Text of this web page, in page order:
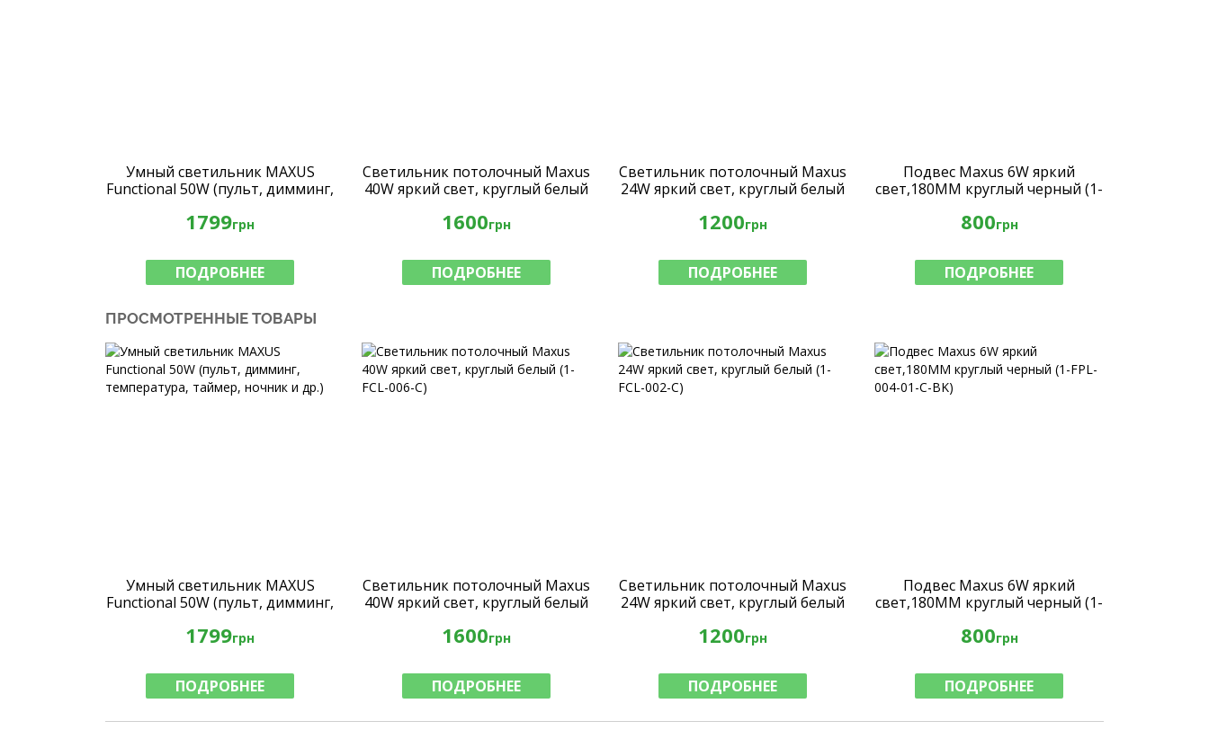
Умный светильник MAXUS
Functional 50W (пульт, димминг,
др.)
1799грн
ПОДРОБНЕЕ
Светильник потолочный Maxus
40W яркий свет, круглый белый
1600грн
ПОДРОБНЕЕ
Светильник потолочный Maxus
24W яркий свет, круглый белый
1200грн
ПОДРОБНЕЕ
Подвес Maxus 6W яркий
свет,180MM круглый черный (1-
800грн
ПОДРОБНЕЕ
ПРОСМОТРЕННЫЕ ТОВАРЫ
Умный светильник MAXUS
Functional 50W (пульт, димминг,
др.)
1799грн
ПОДРОБНЕЕ
Светильник потолочный Maxus
40W яркий свет, круглый белый
1600грн
ПОДРОБНЕЕ
Светильник потолочный Maxus
24W яркий свет, круглый белый
1200грн
ПОДРОБНЕЕ
Подвес Maxus 6W яркий
свет,180MM круглый черный (1-
800грн
ПОДРОБНЕЕ